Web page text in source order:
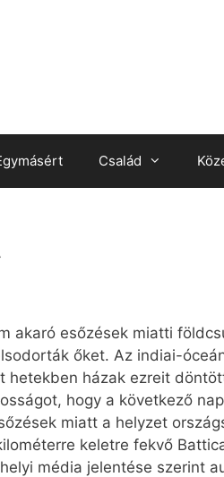
Család
akaró esőzések miatti
őket. Az indiai-
házak ezreit
hogy a következő
miatt a helyzet
keletre fekvő
média jelentése szerint